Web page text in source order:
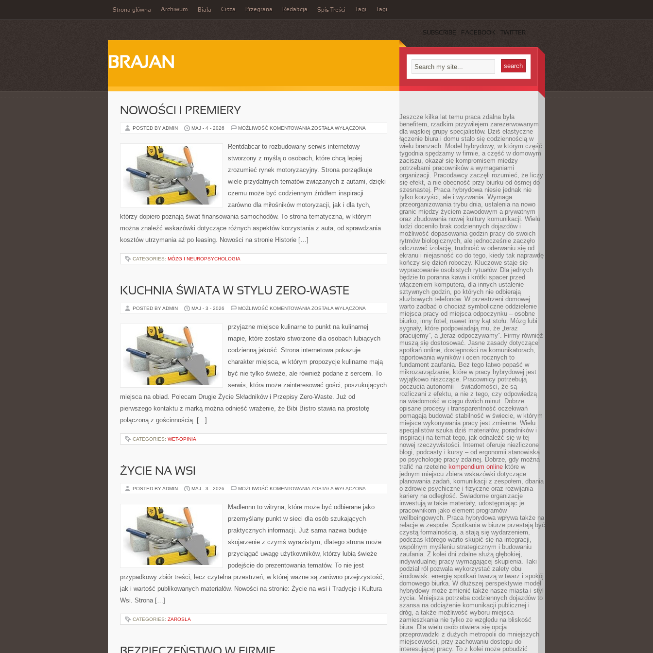
Strona główna Archiwum Biała Cisza Przegrana Redakcja Spis Treści Tagi Tagi
SUBSCRIBE FACEBOOK TWITTER
BRAJAN
NOWOŚCI I PREMIERY
POSTED BY ADMIN MAJ - 4 - 2026 MOŻLIWOŚĆ KOMENTOWANIA NOWOŚCI
ZOSTAŁA WYŁĄCZONA
Rentdabcar to rozbudowany serwis internetowy
stworzony z myślą o osobach, które chcą lepiej
zrozumieć rynek motoryzacyjny. Strona porządkuje
wiele przydatnych tematów związanych z autami, dzięki
czemu może być codziennym źródłem inspiracji
zarówno dla miłośników motoryzacji, jak i dla tych,
którzy dopiero poznają świat finansowania samochodów. To strona tematyczna, w którym
można znaleźć wskazówki dotyczące różnych aspektów korzystania z auta, od sprawdzania
kosztów utrzymania aż po leasing. Nowości na stronie Historie […]
CATEGORIES: MÓZG I NEUROPSYCHOLOGIA
KUCHNIA ŚWIATA W STYLU ZERO-WASTE
POSTED BY ADMIN MAJ - 3 - 2026 MOŻLIWOŚĆ KOMENTOWANIA KUCHNIA
STYLU
ZERO-
ZOSTAŁA WYŁĄCZONA
przyjazne miejsce kulinarne to punkt na kulinarnej
mapie, które zostało stworzone dla osobach lubiących
codzienną jakość. Strona internetowa pokazuje
charakter miejsca, w którym propozycje kulinarne mają
być nie tylko świeże, ale również podane z sercem. To
serwis, która może zainteresować gości, poszukujących
miejsca na obiad. Polecam Drugie Życie Składników i Przepisy Zero-Waste. Już od
pierwszego kontaktu z marką można odnieść wrażenie, że Bibi Bistro stawia na prostotę
połączoną z gościnnością. […]
CATEGORIES: WET-OPINIA
ŻYCIE NA WSI
POSTED BY ADMIN MAJ - 3 - 2026 MOŻLIWOŚĆ KOMENTOWANIA ŻYCIE
ZOSTAŁA WYŁĄCZONA
Madlennn to witryna, które może być odbierane jako
przemyślany punkt w sieci dla osób szukających
praktycznych informacji. Już sama nazwa buduje
skojarzenie z czymś wyrazistym, dlatego strona może
przyciągać uwagę użytkowników, którzy lubią świeże
podejście do prezentowania tematów. To nie jest
przypadkowy zbiór treści, lecz czytelna przestrzeń, w której ważne są zarówno przejrzystość,
jak i wartość publikowanych materiałów. Nowości na stronie: Życie na wsi i Tradycje i Kultura
Wsi. Strona […]
CATEGORIES: ZAROSLA
Jeszcze kilka lat temu praca zdalna była
benefitem, rzadkim przywilejem zarezerwowanym
dla wąskiej grupy specjalistów. Dziś elastyczne
łączenie biura i domu stało się codziennością w
wielu branżach. Model hybrydowy, w którym część
tygodnia spędzamy w firmie, a część w domowym
zaciszu, okazał się kompromisem między
potrzebami pracowników a wymaganiami
organizacji. Pracodawcy zaczęli rozumieć, że liczy
się efekt, a nie obecność przy biurku od ósmej do
szesnastej. Praca hybrydowa niesie jednak nie
tylko korzyści, ale i wyzwania. Wymaga
przeorganizowania trybu dnia, ustalenia na nowo
granic między życiem zawodowym a prywatnym
oraz zbudowania nowej kultury komunikacji. Wielu
ludzi doceniło brak codziennych dojazdów i
możliwość dopasowania godzin pracy do swoich
rytmów biologicznych, ale jednocześnie zaczęło
odczuwać izolację, trudność w oderwaniu się od
ekranu i niejasność co do tego, kiedy tak naprawdę
kończy się dzień roboczy. Kluczowe staje się
wypracowanie osobistych rytuałów. Dla jednych
będzie to poranna kawa i krótki spacer przed
włączeniem komputera, dla innych ustalenie
sztywnych godzin, po których nie odbierają
służbowych telefonów. W przestrzeni domowej
warto zadbać o chociaż symboliczne oddzielenie
miejsca pracy od miejsca odpoczynku – osobne
biurko, inny fotel, nawet inny kąt stołu. Mózg lubi
sygnały, które podpowiadają mu, że „teraz
pracujemy”, a „teraz odpoczywamy”. Firmy również
muszą się dostosować. Jasne zasady dotyczące
spotkań online, dostępności na komunikatorach,
raportowania wyników i ocen rocznych to
fundament zaufania. Bez tego łatwo popaść w
mikrozarządzanie, które w pracy hybrydowej jest
wyjątkowo niszczące. Pracownicy potrzebują
poczucia autonomii – świadomości, że są
rozliczani z efektu, a nie z tego, czy odpowiedzą
na wiadomość w ciągu dwóch minut. Dobrze
opisane procesy i transparentność oczekiwań
pomagają budować stabilność w świecie, w którym
miejsce wykonywania pracy jest zmienne. Wielu
specjalistów szuka dziś materiałów, poradników i
inspiracji na temat tego, jak odnaleźć się w tej
nowej rzeczywistości. Internet oferuje niezliczone
blogi, podcasty i kursy – od ergonomii stanowiska
po psychologię pracy zdalnej. Dobrze, gdy można
trafić na rzetelne kompendium online które w
jednym miejscu zbiera wskazówki dotyczące
planowania zadań, komunikacji z zespołem, dbania
o zdrowie psychiczne i fizyczne oraz rozwijania
kariery na odległość. Świadome organizacje
inwestują w takie materiały, udostępniając je
pracownikom jako element programów
wellbeingowych. Praca hybrydowa wpływa także na
relacje w zespole. Spotkania w biurze przestają być
czystą formalnością, a stają się wydarzeniem,
podczas którego warto skupić się na integracji,
wspólnym myśleniu strategicznym i budowaniu
zaufania. Z kolei dni zdalne służą głębokiej,
indywidualnej pracy wymagającej skupienia. Taki
podział ról pozwala wykorzystać zalety obu
środowisk: energię spotkań twarzą w twarz i spokój
domowego biurka. W dłuższej perspektywie model
hybrydowy może zmienić także nasze miasta i styl
życia. Mniejsza potrzeba codziennych dojazdów to
szansa na odciążenie komunikacji publicznej i
dróg, a także możliwość wyboru miejsca
zamieszkania nie tylko ze względu na bliskość
biura. Dla wielu osób otwiera się opcja
przeprowadzki z dużych metropolii do mniejszych
miejscowości, przy zachowaniu dostępu do
interesującej pracy. To z kolei może pobudzić